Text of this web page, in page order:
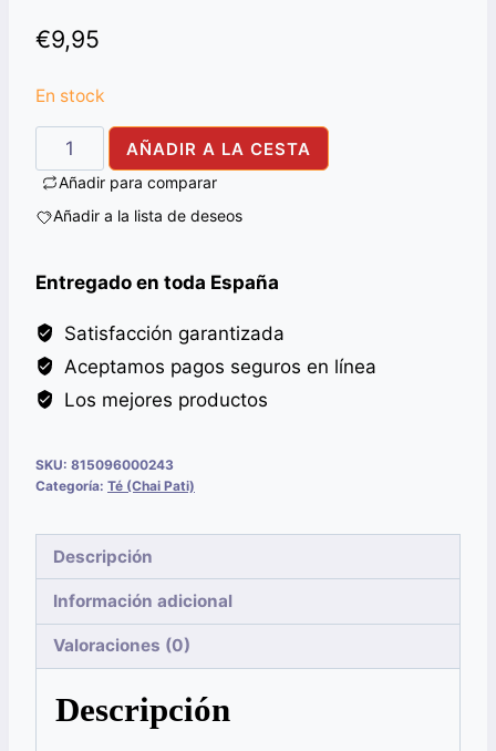
€9,95
En stock
TAPAL
DANEDAR
BAGS
750G
cantidad
AÑADIR A LA CESTA
Añadir para comparar
Añadir a la lista de deseos
Entregado en toda España
Satisfacción garantizada
Aceptamos pagos seguros en línea
Los mejores productos
SKU: 815096000243
Categoría: Té (Chai Pati)
Descripción
Información adicional
Valoraciones (0)
Descripción